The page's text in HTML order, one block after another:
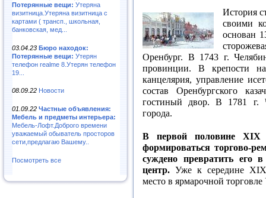
Потерянные вещи: Утеряна
визитница.Утеряна визитница с
картами ( трансп., школьная,
банковская, мед...
03.04.23 Бюро находок:
Потерянные вещи: Утерян
телефон realme 8.Утерян телефон
19...
08.09.22 Новости
01.09.22 Частные объявления:
Мебель и предметы интерьера:
Мебель-Лофт.Доброго времени
уважаемый обыватель просторов
сети,предлагаю Вашему..
Посмотреть все
История
своими
основан
Оренбург. В 1743 г.
провинции. В крепости
канцелярия, управление
состав Оренбургского
гостиный двор. В 1781 г.
города.
В первой половине ХIХ
формироваться торгово-
суждено превратить его
центр. Уже к середине XIX
место в ярмарочной торговле